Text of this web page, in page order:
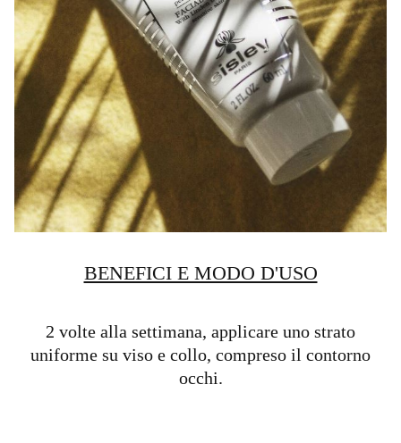
BENEFICI E MODO D'USO
2 volte alla settimana, applicare uno strato
uniforme su viso e collo, compreso il contorno
occhi.